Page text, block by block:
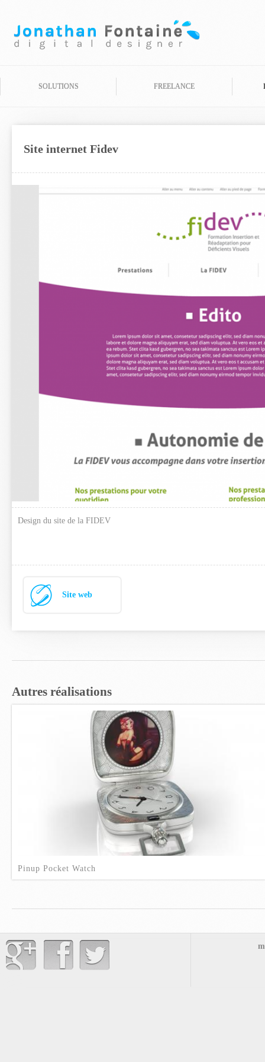
SOLUTIONS FREELANCE
Site internet Fidev
Design du site de la FIDEV
Site web
Autres réalisations
Pinup Pocket Watch